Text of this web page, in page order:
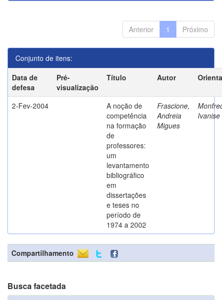
Anterior 1 Próximo
Conjunto de itens:
Data de
defesa
Pré-
visualização
Título Autor
2-Fev-2004
A noção de
competência
na formação
de
professores:
um
levantamento
bibliográfico
em
dissertações
e teses no
período de
1974 a 2002
Frascione,
Andreia
Migues
Ivanise
Compartilhamento
Busca facetada